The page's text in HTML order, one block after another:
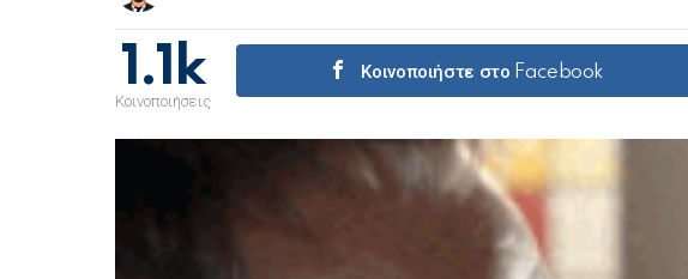
1.1k
Κοινοποιήσεις
Κοινοποιήστε στο Facebook